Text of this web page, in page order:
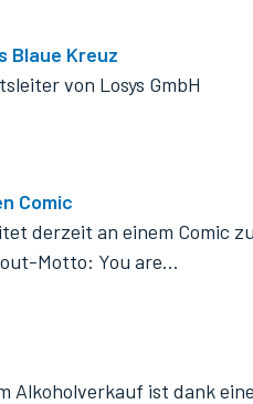
Blaue Kreuz
von Losys GmbH
Comic
derzeit an einem Comic
Motto: You are…
Alkoholverkauf ist dank